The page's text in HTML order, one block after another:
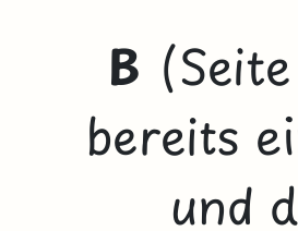
B
bereits
und